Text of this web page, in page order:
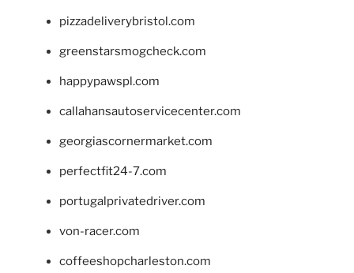
pizzadeliverybristol.com
greenstarsmogcheck.com
happypawspl.com
callahansautoservicecenter.com
georgiascornermarket.com
perfectfit24-7.com
portugalprivatedriver.com
von-racer.com
coffeeshopcharleston.com